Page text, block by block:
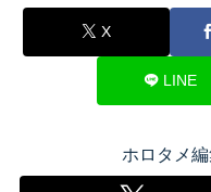
X
LINE
ホロタメ